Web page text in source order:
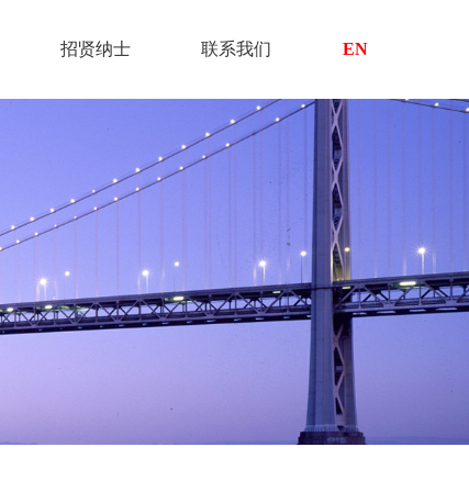
招贤纳士 联系我们 EN